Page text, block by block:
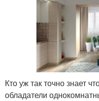
Кто уж так точно знает
обладатели